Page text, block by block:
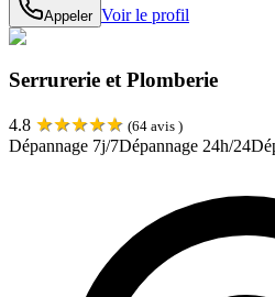
Appeler Voir le profil
Serrurerie et Plomberie
4.8 ★★★★★ (64 avis )
Dépannage 7j/7Dépannage 24h/24